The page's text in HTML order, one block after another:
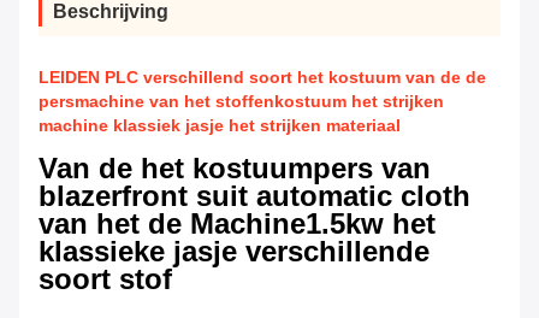
Beschrijving
LEIDEN PLC verschillend soort het kostuum van de de
persmachine van het stoffenkostuum het strijken
machine klassiek jasje het strijken materiaal
Van de het kostuumpers van
blazerfront suit automatic cloth
van het de Machine1.5kw het
klassieke jasje verschillende
soort stof